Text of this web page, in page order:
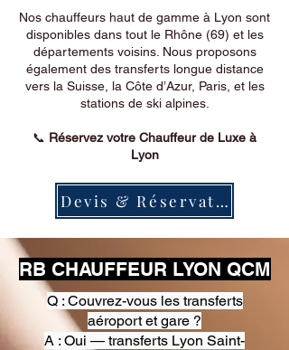
Nos chauffeurs haut de gamme à Lyon sont
disponibles dans tout le Rhône (69) et les
départements voisins. Nous proposons
également des transferts longue distance
vers la Suisse, la Côte d’Azur, Paris, et les
stations de ski alpines.
📞 Réservez votre Chauffeur de Luxe à
Lyon
Devis & Réservation
RB CHAUFFEUR LYON QCM
Q : Couvrez-vous les transferts
aéroport et gare ?
A : Oui — transferts Lyon Saint-